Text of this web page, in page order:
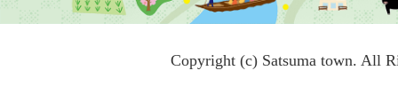
Copyright (c) Satsuma town. All